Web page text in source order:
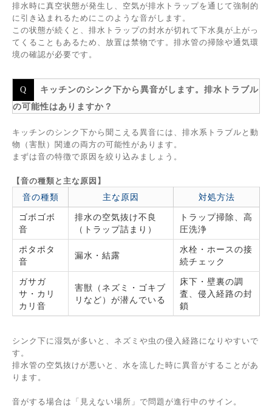
排水時に真空状態が発生し、空気が排水トラップを通じて強制的
に引き込まれるためにこのような音がします。
この状態が続くと、排水トラップの封水が切れて下水臭が上がっ
てくることもあるため、放置は禁物です。排水管の掃除や通気環
境の確認が必要です。
キッチンのシンク下から異音がします。排水トラブル
の可能性はありますか？
キッチンのシンク下から聞こえる異音には、排水系トラブルと動
物（害獣）関連の両方の可能性があります。
まずは音の特徴で原因を絞り込みましょう。
【音の種類と主な原因】
音の種類 主な原因
対処方法
ゴボゴボ
音
排水の空気抜け不良
（トラップ詰まり）
トラップ掃除、高
圧洗浄
ポタポタ
音
漏水・結露
水栓・ホースの接
続チェック
ガサガ
サ・カリ
カリ音
害獣（ネズミ・ゴキブ
リなど）が潜んでいる
床下・壁裏の調
査、侵入経路の封
鎖
シンク下に湿気が多いと、ネズミや虫の侵入経路になりやすいで
す。
排水管の空気抜けが悪いと、水を流した時に異音がすることがあ
ります。
音がする場合は「見えない場所」で問題が進行中のサイン。